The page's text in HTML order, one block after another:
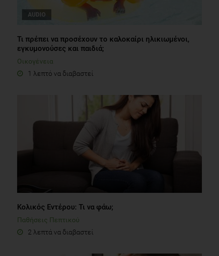
AUDIO
Τι πρέπει να προσέχουν το καλοκαίρι ηλικιωμένοι,
εγκυμονούσες και παιδιά;
Οικογένεια
1 λεπτό να διαβαστεί
Κολικός Εντέρου: Τι να φάω;
Παθήσεις Πεπτικού
2 λεπτά να διαβαστεί